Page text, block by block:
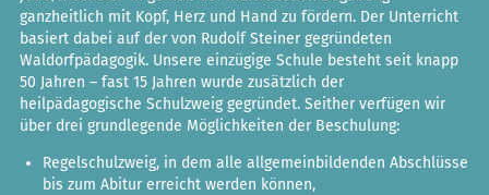
ganzheitlich mit Kopf, Herz und Hand zu fördern. Der Unterricht
basiert dabei auf der von Rudolf Steiner gegründeten
Waldorfpädagogik. Unsere einzügige Schule besteht seit knapp
50 Jahren – fast 15 Jahren wurde zusätzlich der
heilpädagogische Schulzweig gegründet. Seither verfügen wir
über drei grundlegende Möglichkeiten der Beschulung:
Regelschulzweig, in dem alle allgemeinbildenden Abschlüsse
bis zum Abitur erreicht werden können,